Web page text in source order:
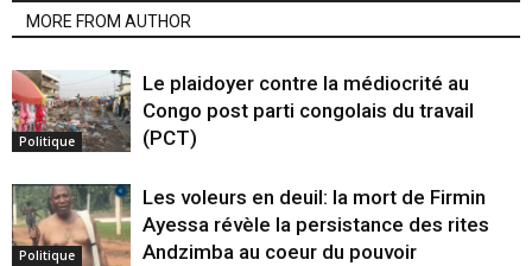
MORE FROM AUTHOR
Politique
Le plaidoyer contre la médiocrité au
Congo post parti congolais du travail
(PCT)
Politique
Les voleurs en deuil: la mort de Firmin
Ayessa révèle la persistance des rites
Andzimba au coeur du pouvoir